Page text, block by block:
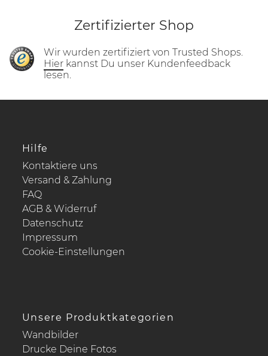
Zertifizierter Shop
Wir wurden zertifiziert von Trusted Shops.
Hier kannst Du unser Kundenfeedback
lesen.
Hilfe
Kontaktiere uns
Versand & Zahlung
FAQ
AGB & Widerruf
Datenschutz
Impressum
Cookie-Einstellungen
Unsere Produktkategorien
Wandbilder
Drucke Deine Fotos